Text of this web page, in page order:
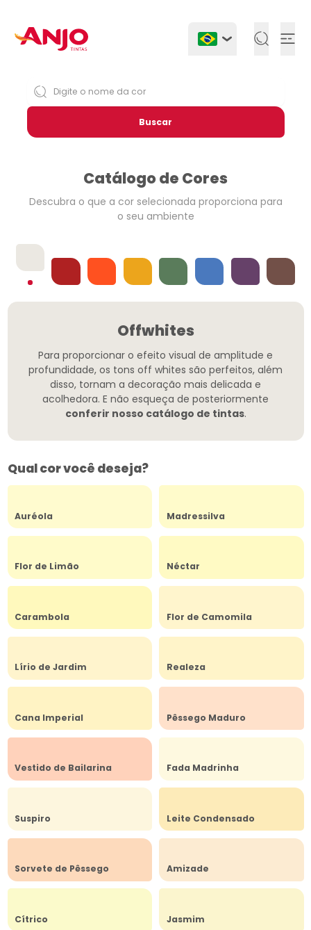
Buscar
Catálogo de Cores
Descubra o que a cor selecionada proporciona para
o seu ambiente
Offwhites
VermelhosLaranjasAmarelosVerdesAzuis Violetas
Offwhites
Para proporcionar o efeito visual de amplitude e
profundidade, os tons off whites são perfeitos, além
disso, tornam a decoração mais delicada e
acolhedora. E não esqueça de posteriormente
conferir nosso catálogo de tintas.
Qual cor você deseja?
Auréola Madressilva
Flor de Limão Néctar
Carambola Flor de Camomila
Lírio de Jardim Realeza
Cana Imperial Pêssego Maduro
Vestido de Bailarina Fada Madrinha
Suspiro Leite Condensado
Sorvete de Pêssego Amizade
Cítrico Jasmim